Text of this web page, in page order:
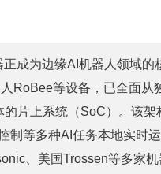
成为边缘AI机器人领域的
RoBee等设备，已全面从
片上系统（SoC）。该架
制等多种AI任务本地实时
、美国Trossen等多家